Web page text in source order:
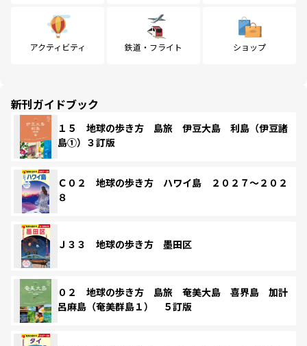
アクティビティ 鉄道・フライト ショップ
新刊ガイドブック
１５ 地球の歩き方 島旅 伊豆大島 利島（伊豆諸
島①）３訂版
Ｃ０２ 地球の歩き方 ハワイ島 ２０２７～２０２
８
Ｊ３３ 地球の歩き方 墨田区
０２ 地球の歩き方 島旅 奄美大島 喜界島 加計
呂麻島（奄美群島１） ５訂版